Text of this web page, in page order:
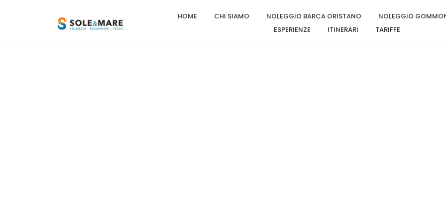
HOME CHI SIAMO NOLEGGIO BARCA ORISTANO
NOLEGGIO
ESPERIENZE
ITINERARI TARIFFE